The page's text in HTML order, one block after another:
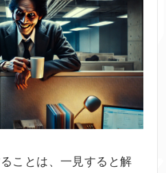
ことは、一見すると解